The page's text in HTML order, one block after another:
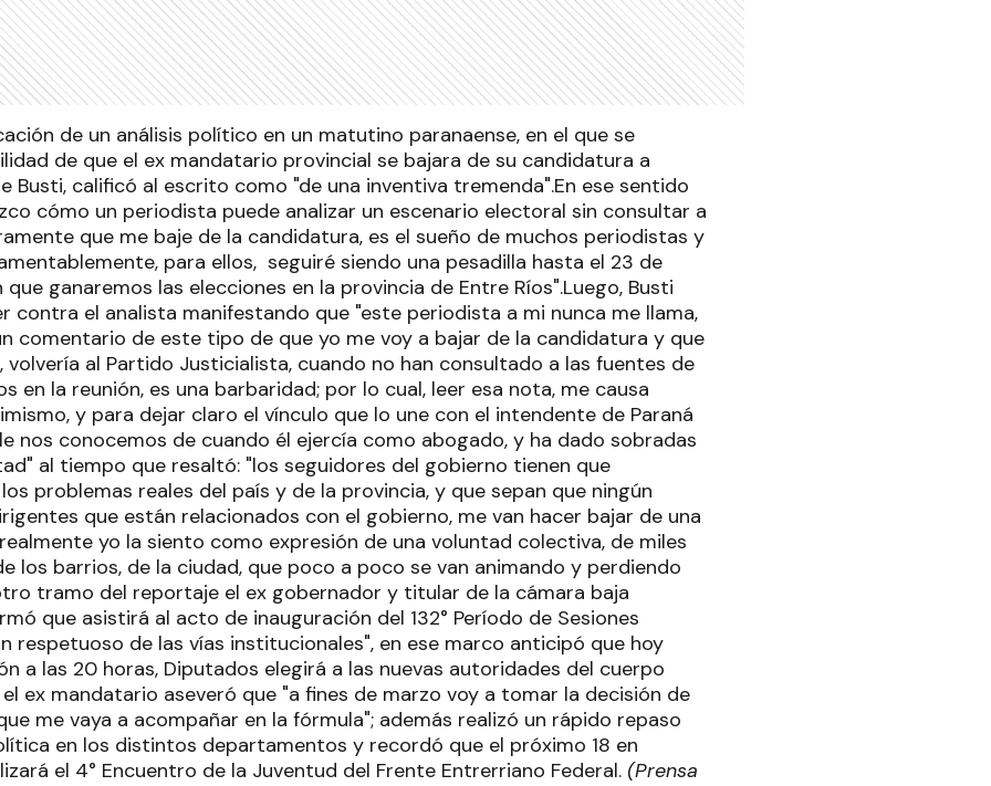
de un análisis político en un matutino paranaense, en el que se
de que el ex mandatario provincial se bajara de su candidatura a
Busti, calificó al escrito como "de una inventiva tremenda".En ese sentido
cómo un periodista puede analizar un escenario electoral sin consultar a
que me baje de la candidatura, es el sueño de muchos periodistas y
para ellos, seguiré siendo una pesadilla hasta el 23 de
ganaremos las elecciones en la provincia de Entre Ríos".Luego, Busti
contra el analista manifestando que "este periodista a mi nunca me llama,
comentario de este tipo de que yo me voy a bajar de la candidatura y que
volvería al Partido Justicialista, cuando no han consultado a las fuentes de
en la reunión, es una barbaridad; por lo cual, leer esa nota, me causa
y para dejar claro el vínculo que lo une con el intendente de Paraná
nos conocemos de cuando él ejercía como abogado, y ha dado sobradas
al tiempo que resaltó: "los seguidores del gobierno tienen que
problemas reales del país y de la provincia, y que sepan que ningún
que están relacionados con el gobierno, me van hacer bajar de una
yo la siento como expresión de una voluntad colectiva, de miles
los barrios, de la ciudad, que poco a poco se van animando y perdiendo
tramo del reportaje el ex gobernador y titular de la cámara baja
que asistirá al acto de inauguración del 132° Período de Sesiones
respetuoso de las vías institucionales", en ese marco anticipó que hoy
a las 20 horas, Diputados elegirá a las nuevas autoridades del cuerpo
ex mandatario aseveró que "a fines de marzo voy a tomar la decisión de
me vaya a acompañar en la fórmula"; además realizó un rápido repaso
en los distintos departamentos y recordó que el próximo 18 en
el 4° Encuentro de la Juventud del Frente Entrerriano Federal. (Prensa